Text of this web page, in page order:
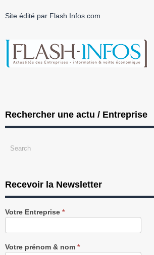
Site édité par Flash Infos.com
Rechercher une actu / Entreprise
Recevoir la Newsletter
Recevez
notre
gratuitement
Votre Entreprise *
Votre prénom & nom *